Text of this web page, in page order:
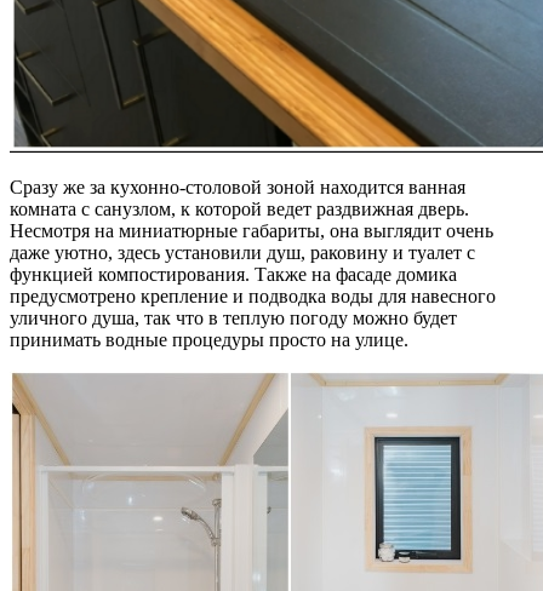
Сразу же за кухонно-столовой зоной находится ванная
комната с санузлом, к которой ведет раздвижная дверь.
Несмотря на миниатюрные габариты, она выглядит очень
даже уютно, здесь установили душ, раковину и туалет с
функцией компостирования. Также на фасаде домика
предусмотрено крепление и подводка воды для навесного
уличного душа, так что в теплую погоду можно будет
принимать водные процедуры просто на улице.